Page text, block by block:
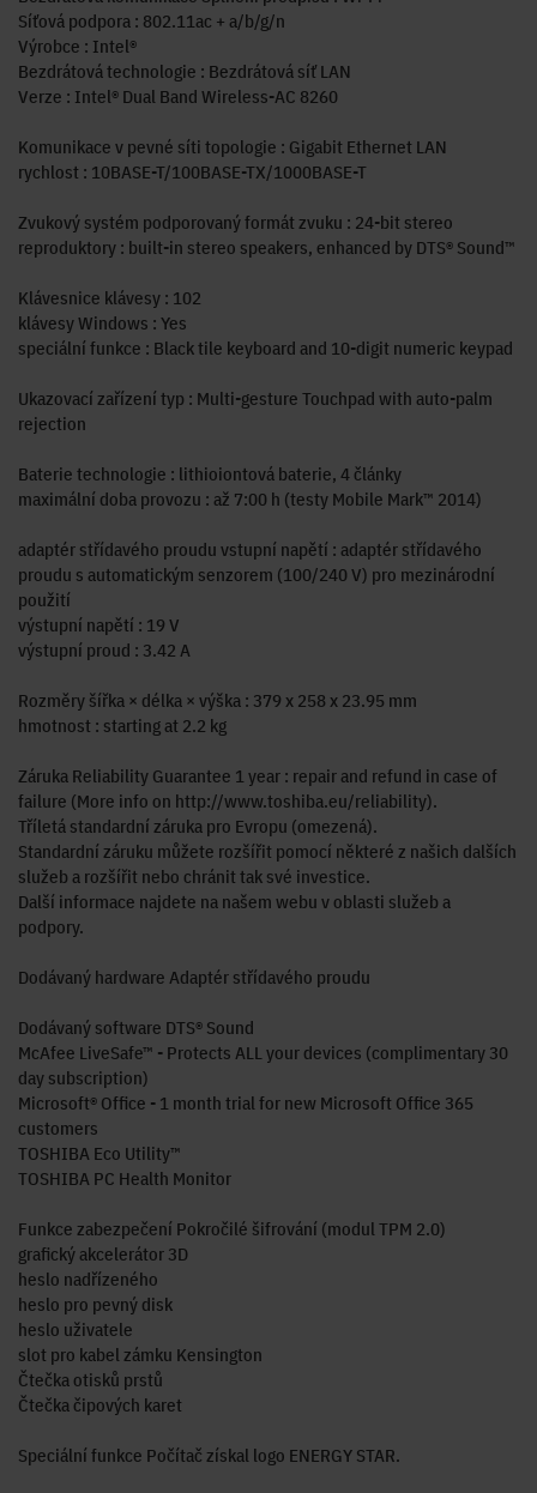
Síťová podpora : 802.11ac + a/b/g/n
Výrobce : Intel®
Bezdrátová technologie : Bezdrátová síť LAN
Verze : Intel® Dual Band Wireless-AC 8260
Komunikace v pevné síti topologie : Gigabit Ethernet LAN
rychlost : 10BASE-T/100BASE-TX/1000BASE-T
Zvukový systém podporovaný formát zvuku : 24-bit stereo
reproduktory : built-in stereo speakers, enhanced by DTS® Sound™
Klávesnice klávesy : 102
klávesy Windows : Yes
speciální funkce : Black tile keyboard and 10-digit numeric keypad
Ukazovací zařízení typ : Multi-gesture Touchpad with auto-palm
rejection
Baterie technologie : lithioiontová baterie, 4 články
maximální doba provozu : až 7:00 h (testy Mobile Mark™ 2014)
adaptér střídavého proudu vstupní napětí : adaptér střídavého
proudu s automatickým senzorem (100/240 V) pro mezinárodní
použití
výstupní napětí : 19 V
výstupní proud : 3.42 A
Rozměry šířka × délka × výška : 379 x 258 x 23.95 mm
hmotnost : starting at 2.2 kg
Záruka Reliability Guarantee 1 year : repair and refund in case of
failure (More info on http://www.toshiba.eu/reliability).
Tříletá standardní záruka pro Evropu (omezená).
Standardní záruku můžete rozšířit pomocí některé z našich dalších
služeb a rozšířit nebo chránit tak své investice.
Další informace najdete na našem webu v oblasti služeb a
podpory.
Dodávaný hardware Adaptér střídavého proudu
Dodávaný software DTS® Sound
McAfee LiveSafe™ - Protects ALL your devices (complimentary 30
day subscription)
Microsoft® Office - 1 month trial for new Microsoft Office 365
customers
TOSHIBA Eco Utility™
TOSHIBA PC Health Monitor
Funkce zabezpečení Pokročilé šifrování (modul TPM 2.0)
grafický akcelerátor 3D
heslo nadřízeného
heslo pro pevný disk
heslo uživatele
slot pro kabel zámku Kensington
Čtečka otisků prstů
Čtečka čipových karet
Speciální funkce Počítač získal logo ENERGY STAR.